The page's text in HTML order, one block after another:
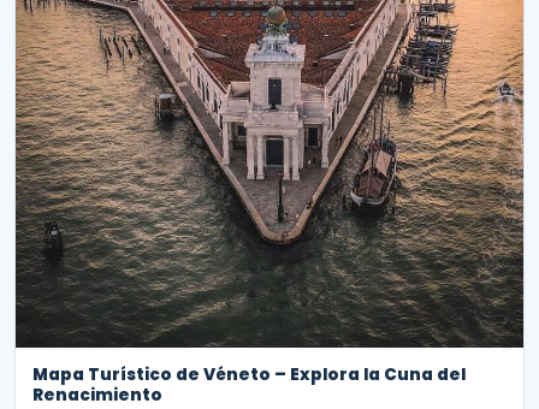
Mapa Turístico de Véneto – Explora la Cuna del
Renacimiento